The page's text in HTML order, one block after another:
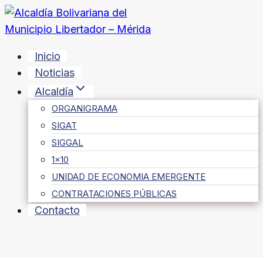
Saltar
al
Inicio
Noticias
Alcaldía
ORGANIGRAMA
SIGAT
SIGGAL
1×10
UNIDAD DE ECONOMIA EMERGENTE
CONTRATACIONES PÚBLICAS
Contacto